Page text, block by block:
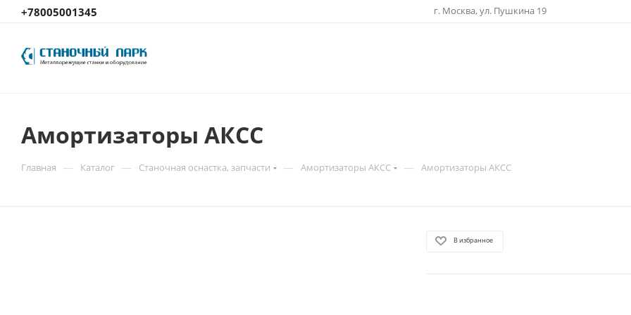
+78005001345 г. Москва, ул. Пушкина 19
Амортизаторы АКСС
Главная — Каталог — Станочная оснастка, запчасти — Амортизаторы АКСС — Амортизаторы АКСС
В избранное